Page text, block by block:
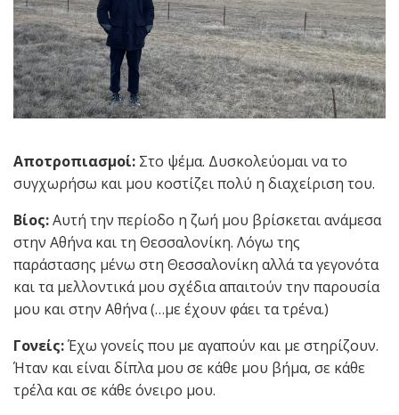
Αποτροπιασμοί: Στο ψέμα. Δυσκολεύομαι να το
συγχωρήσω και μου κοστίζει πολύ η διαχείριση του.
Βίος:Αυτή την περίοδο η ζωή μου βρίσκεται ανάμεσα
στην Αθήνα και τη Θεσσαλονίκη. Λόγω της
παράστασης μένω στη Θεσσαλονίκη αλλά τα γεγονότα
και τα μελλοντικά μου σχέδια απαιτούν την παρουσία
μου και στην Αθήνα (…με έχουν φάει τα τρένα.)
Γονείς:Έχω γονείς που με αγαπούν και με στηρίζουν.
Ήταν και είναι δίπλα μου σε κάθε μου βήμα, σε κάθε
τρέλα και σε κάθε όνειρο μου.